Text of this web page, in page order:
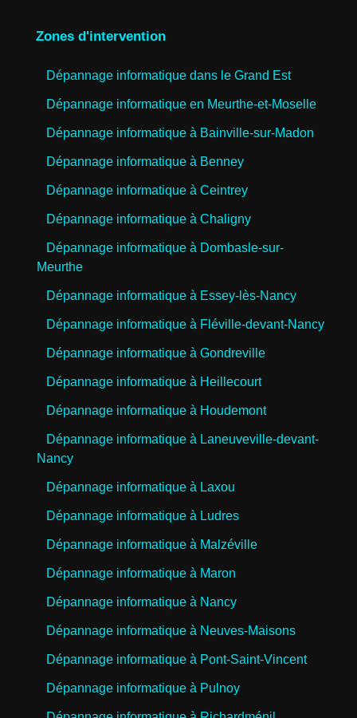
Zones d'intervention
Dépannage informatique dans le Grand Est
Dépannage informatique en Meurthe-et-Moselle
Dépannage informatique à Bainville-sur-Madon
Dépannage informatique à Benney
Dépannage informatique à Ceintrey
Dépannage informatique à Chaligny
Dépannage informatique à Dombasle-sur-
Meurthe
Dépannage informatique à Essey-lès-Nancy
Dépannage informatique à Fléville-devant-Nancy
Dépannage informatique à Gondreville
Dépannage informatique à Heillecourt
Dépannage informatique à Houdemont
Dépannage informatique à Laneuveville-devant-
Nancy
Dépannage informatique à Laxou
Dépannage informatique à Ludres
Dépannage informatique à Malzéville
Dépannage informatique à Maron
Dépannage informatique à Nancy
Dépannage informatique à Neuves-Maisons
Dépannage informatique à Pont-Saint-Vincent
Dépannage informatique à Pulnoy